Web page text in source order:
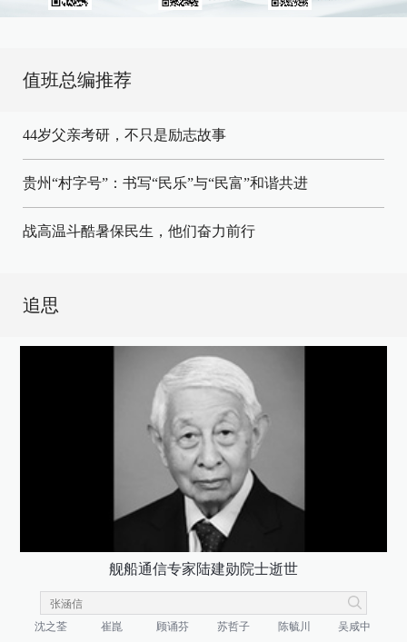
值班总编推荐
44岁父亲考研，不只是励志故事
贵州“村字号”：书写“民乐”与“民富”和谐共进
战高温斗酷暑保民生，他们奋力前行
追思
舰船通信专家陆建勋院士逝世
沈之荃 崔崑 顾诵芬 苏哲子 陈毓川
吴咸中